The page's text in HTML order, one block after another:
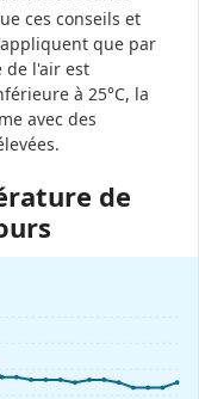
ces conseils et
que par
de l'air est
à 25°C, la
avec des
de